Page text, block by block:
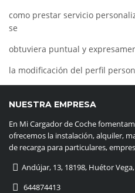
como prestar servicio
se
obtuviera puntual y
la modificación del perfil
NUESTRA EMPRESA
En Mi Cargador de Coche
ofrecemos la instalación, alquiler,
de recarga para particulares,
Andújar, 13, 18198, Huétor
644874413